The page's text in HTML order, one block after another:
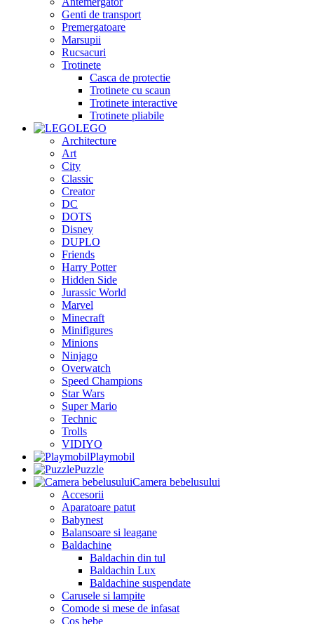
Genti de transport
Premergatoare
Marsupii
Rucsacuri
Trotinete
Casca de protectie
Trotinete cu scaun
Trotinete interactive
Trotinete pliabile
LEGO
Architecture
Art
City
Classic
Creator
DC
DOTS
Disney
DUPLO
Friends
Harry Potter
Hidden Side
Jurassic World
Marvel
Minecraft
Minifigures
Minions
Ninjago
Overwatch
Speed Champions
Star Wars
Super Mario
Technic
Trolls
VIDIYO
Playmobil
Puzzle
Camera bebelusului
Accesorii
Aparatoare patut
Babynest
Balansoare si leagane
Baldachine
Baldachin din tul
Baldachin Lux
Baldachine suspendate
Carusele si lampite
Comode si mese de infasat
Cos bebe